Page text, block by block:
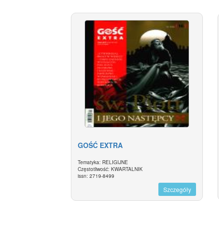
GOŚĆ EXTRA
Tematyka: RELIGIJNE
Częstotliwość: KWARTALNIK
issn: 2719-8499
Szczegóły